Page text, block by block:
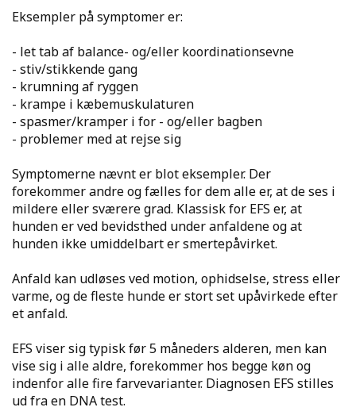
Eksempler på symptomer er:
- let tab af balance- og/eller koordinationsevne
- stiv/stikkende gang
- krumning af ryggen
- krampe i kæbemuskulaturen
- spasmer/kramper i for - og/eller bagben
- problemer med at rejse sig
Symptomerne nævnt er blot eksempler. Der
forekommer andre og fælles for dem alle er, at de ses i
mildere eller sværere grad. Klassisk for EFS er, at
hunden er ved bevidsthed under anfaldene og at
hunden ikke umiddelbart er smertepåvirket.
Anfald kan udløses ved motion, ophidselse, stress eller
varme, og de fleste hunde er stort set upåvirkede efter
et anfald.
EFS viser sig typisk før 5 måneders alderen, men kan
vise sig i alle aldre, forekommer hos begge køn og
indenfor alle fire farvevarianter. Diagnosen EFS stilles
ud fra en DNA test.